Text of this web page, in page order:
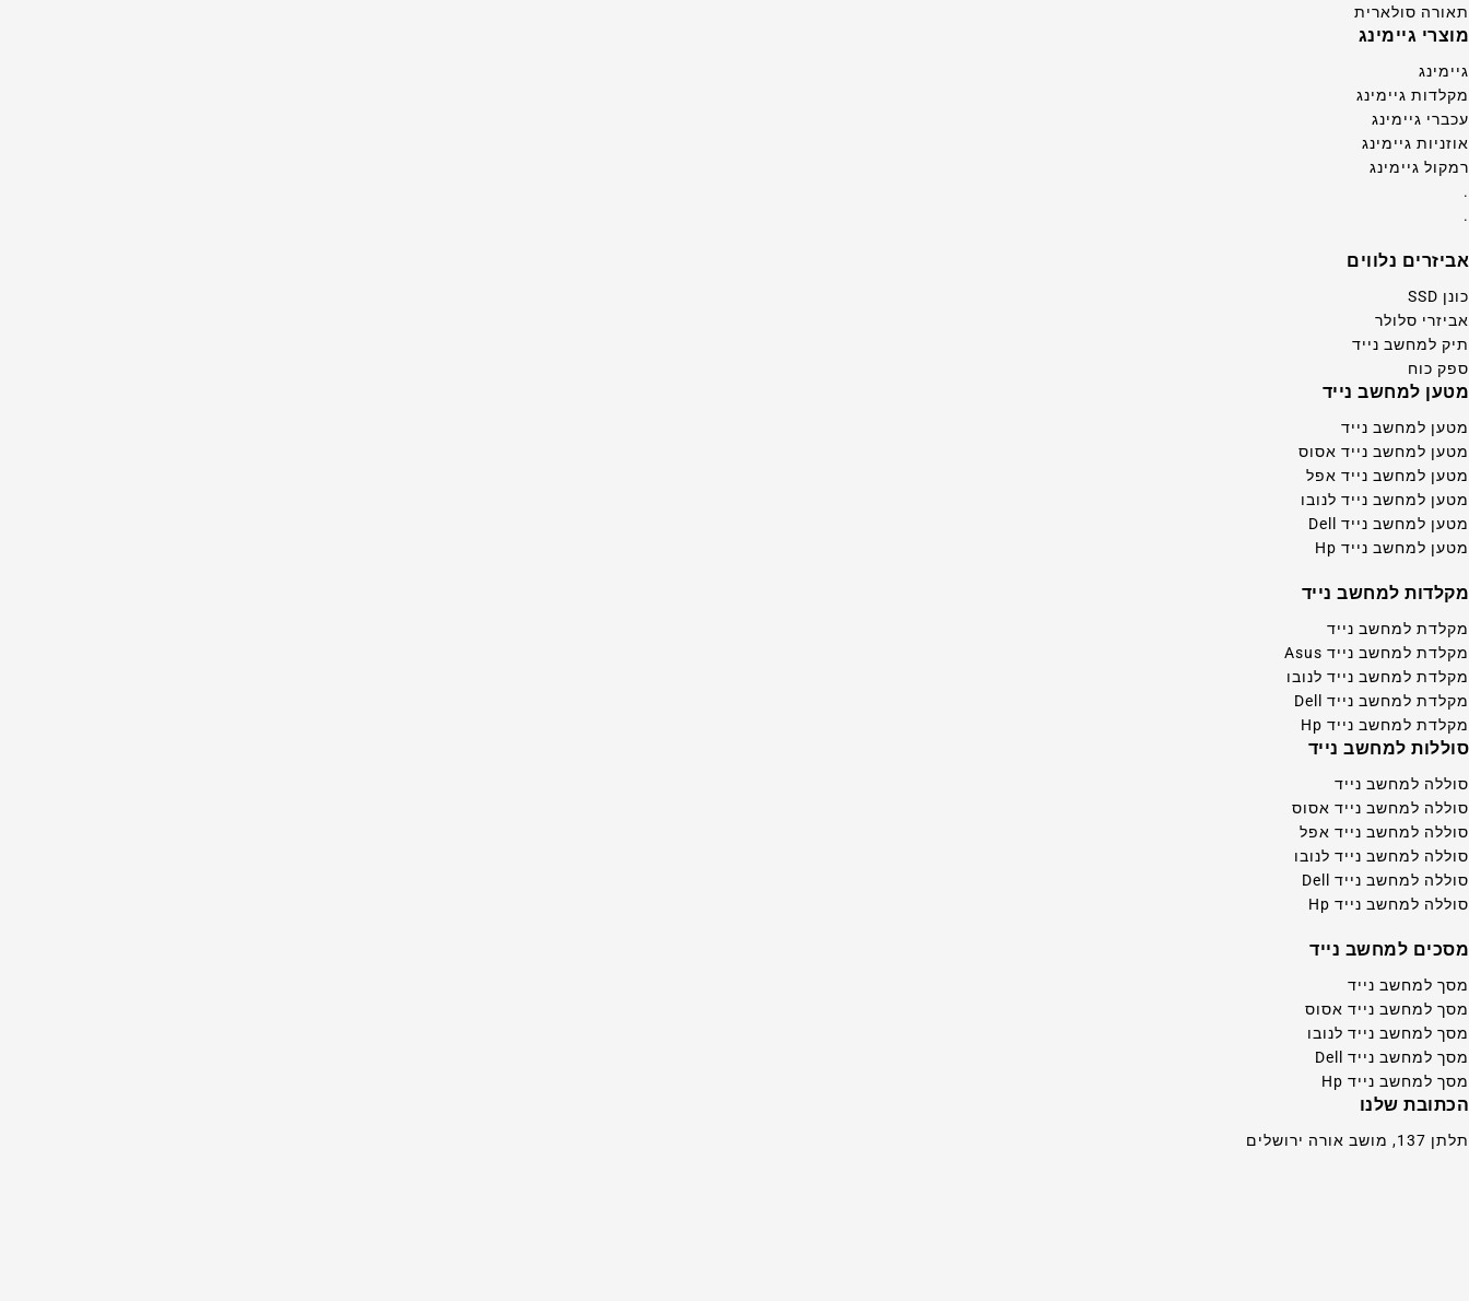
תאורה סולארית
מוצרי גיימינג
גיימינג
מקלדות גיימינג
עכברי גיימינג
אוזניות גיימינג
רמקול גיימינג
.
.
אביזרים נלווים
כונן SSD
אביזרי סלולר
תיק למחשב נייד
ספק כוח
מטען למחשב נייד
מטען למחשב נייד
מטען למחשב נייד אסוס
מטען למחשב נייד אפל
מטען למחשב נייד לנובו
מטען למחשב נייד Dell
מטען למחשב נייד Hp
מקלדות למחשב נייד
מקלדת למחשב נייד
מקלדת למחשב נייד Asus
מקלדת למחשב נייד לנובו
מקלדת למחשב נייד Dell
מקלדת למחשב נייד Hp
סוללות למחשב נייד
סוללה למחשב נייד
סוללה למחשב נייד אסוס
סוללה למחשב נייד אפל
סוללה למחשב נייד לנובו
סוללה למחשב נייד Dell
סוללה למחשב נייד Hp
מסכים למחשב נייד
מסך למחשב נייד
מסך למחשב נייד אסוס
מסך למחשב נייד לנובו
מסך למחשב נייד Dell
מסך למחשב נייד Hp
הכתובת שלנו
תלתן 137, מושב אורה ירושלים